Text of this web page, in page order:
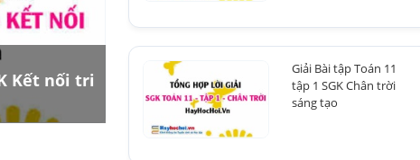
Kết nối tri
Giải Bài tập Toán 11
tập 1 SGK Chân trời
sáng tạo